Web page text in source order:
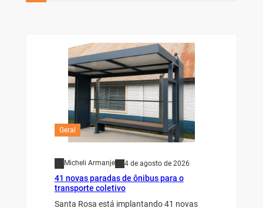
Geral
Micheli Armanje 4 de agosto de 2026
41 novas paradas de ônibus para o
transporte coletivo
Santa Rosa está implantando 41 novas